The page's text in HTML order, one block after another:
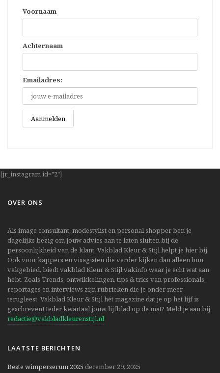
Voornaam
Achternaam
Emailadres:
[jr_instagram id="2"]
OVER ONS
Als image consultant, modestylist en personal shopper ben je
dagelijks bezig om jouw advies aan te laten sluiten bij de
persoonlijkheid van de klant. Vakblad Kleur & Stijl helpt je hier bij.
Ook voor kappers en visagisten die verder kijken dan alleen hun
vakgebied, biedt vakblad Kleur & Stijl vakinfo waar je echt wat aan
hebt. Zoals Trends, ontwikkelingen, tips & trics van professionals,
reportages en interviews zijn rubrieken die je onder meer
terugleest. Vakblad Kleur & Stijl hét magazine dat je op het lijf is
geschreven! Ieder kwartaal jouw lijfblad op de mat? Meld je aan bij
redactie@vakbladkleurenstijl.nl
LAATSTE BERICHTEN
Beste wimperserum 2025 december 29, 2025